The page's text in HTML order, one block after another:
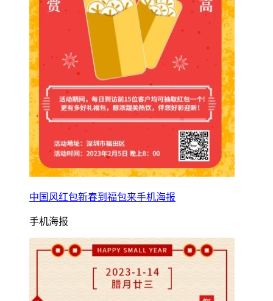
中国风红包新春到福包来手机海报
手机海报